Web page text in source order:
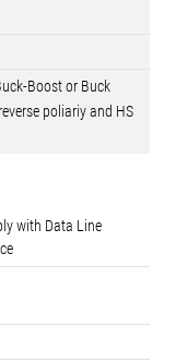
Boost or Buck
poliariy and HS
with Data Line